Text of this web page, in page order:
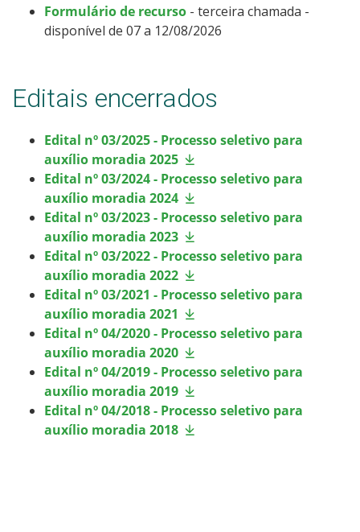
Formulário de recurso - terceira chamada -
disponível de 07 a 12/08/2026
Editais encerrados
Edital nº 03/2025 - Processo seletivo para
auxílio moradia 2025
Edital nº 03/2024 - Processo seletivo para
auxílio moradia 2024
Edital nº 03/2023 - Processo seletivo para
auxílio moradia 2023
Edital nº 03/2022 - Processo seletivo para
auxílio moradia 2022
Edital nº 03/2021 - Processo seletivo para
auxílio moradia 2021
Edital nº 04/2020 - Processo seletivo para
auxílio moradia 2020
Edital nº 04/2019 - Processo seletivo para
auxílio moradia 2019
Edital nº 04/2018 - Processo seletivo para
auxílio moradia 2018